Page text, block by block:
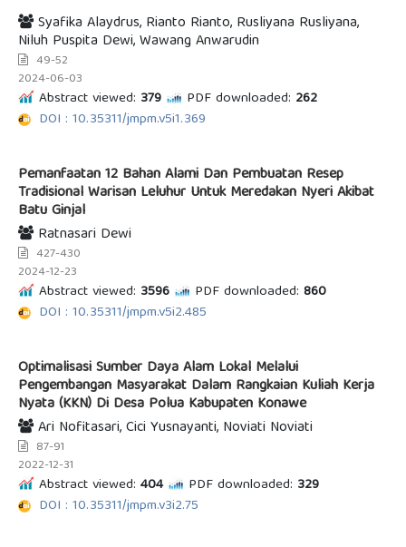
Syafika Alaydrus, Rianto Rianto, Rusliyana Rusliyana,
Niluh Puspita Dewi, Wawang Anwarudin
49-52
2024-06-03
Abstract viewed: 379 PDF downloaded: 262
DOI : 10.35311/jmpm.v5i1.369
Pemanfaatan 12 Bahan Alami Dan Pembuatan Resep
Tradisional Warisan Leluhur Untuk Meredakan Nyeri Akibat
Batu Ginjal
Ratnasari Dewi
427-430
2024-12-23
Abstract viewed: 3596 PDF downloaded: 860
DOI : 10.35311/jmpm.v5i2.485
Optimalisasi Sumber Daya Alam Lokal Melalui
Pengembangan Masyarakat Dalam Rangkaian Kuliah Kerja
Nyata (KKN) Di Desa Polua Kabupaten Konawe
Ari Nofitasari, Cici Yusnayanti, Noviati Noviati
87-91
2022-12-31
Abstract viewed: 404 PDF downloaded: 329
DOI : 10.35311/jmpm.v3i2.75